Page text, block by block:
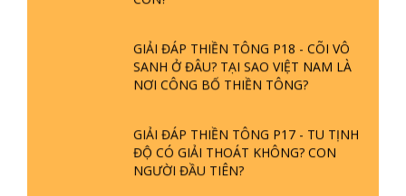
GIẢI ĐÁP THIỀN TÔNG P18 - CÕI VÔ
SANH Ở ĐÂU? TẠI SAO VIỆT NAM LÀ
NƠI CÔNG BỐ THIỀN TÔNG?
GIẢI ĐÁP THIỀN TÔNG P17 - TU TỊNH
ĐỘ CÓ GIẢI THOÁT KHÔNG? CON
NGƯỜI ĐẦU TIÊN?